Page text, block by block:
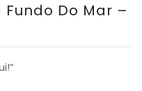
Do Mar –